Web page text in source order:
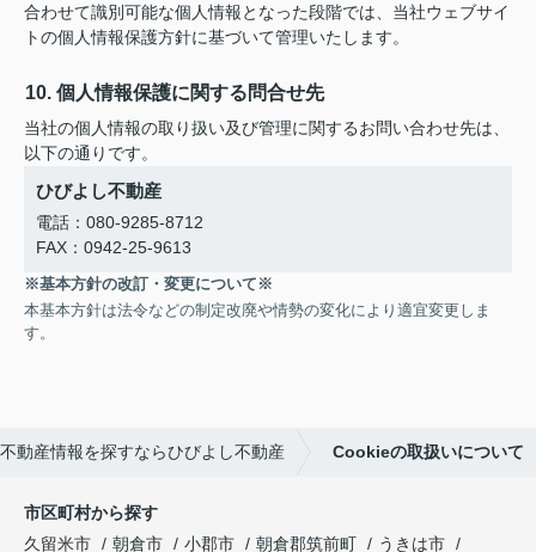
合わせて識別可能な個人情報となった段階では、当社ウェブサイ
トの個人情報保護方針に基づいて管理いたします。
10. 個人情報保護に関する問合せ先
当社の個人情報の取り扱い及び管理に関するお問い合わせ先は、
以下の通りです。
ひびよし不動産
電話：080-9285-8712
FAX：0942-25-9613
※基本方針の改訂・変更について※
本基本方針は法令などの制定改廃や情勢の変化により適宜変更しま
す。
動産情報を探すならひびよし不動産 Cookieの取扱いについて
市区町村から探す
久留米市
朝倉市 小郡市 朝倉郡筑前町
うきは市